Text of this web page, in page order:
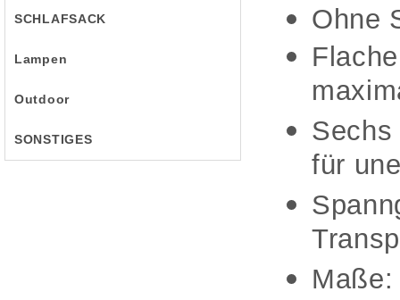
SCHLAFSACK
Lampen
Outdoor
SONSTIGES
Ohne
für